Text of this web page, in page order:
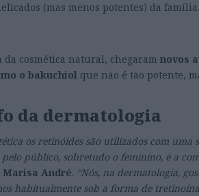
(mas menos potentes) da
da cosmética natural, chegaram novos
o bakuchiol que não é tão potente,
da dermatologia
os retinóides são utilizados com uma
público, sobretudo o feminino, é a
André. “Nós, na dermatologia,
habitualmente sob a forma de